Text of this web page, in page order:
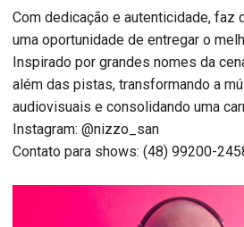
Com dedicação e autenticidade, faz
uma oportunidade de entregar o
Inspirado por grandes nomes da
além das pistas, transformando a
audiovisuais e consolidando uma
Instagram: @nizzo_san
Contato para shows: (48) 99200-